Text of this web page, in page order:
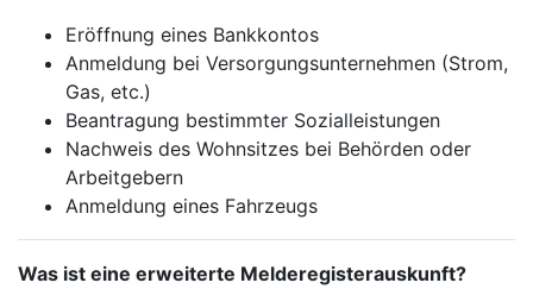
Eröffnung eines Bankkontos
Anmeldung bei Versorgungsunternehmen (Strom,
Gas, etc.)
Beantragung bestimmter Sozialleistungen
Nachweis des Wohnsitzes bei Behörden oder
Arbeitgebern
Anmeldung eines Fahrzeugs
Was ist eine erweiterte Melderegisterauskunft?